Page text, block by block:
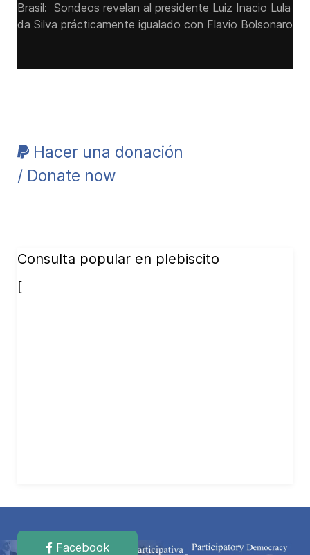
Brasil: Sondeos revelan al presidente Luiz Inacio Lula
da Silva prácticamente igualado con Flavio Bolsonaro
Hacer una donación
/ Donate now
Consulta popular en plebiscito
[
Facebook